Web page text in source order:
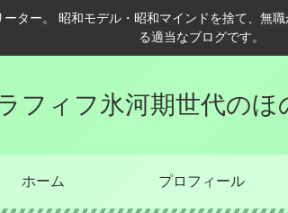
ター。 昭和モデル・昭和マインドを捨て、無
る適当なブログです。
フィフ氷河期世代のほ
ホーム プロフィール